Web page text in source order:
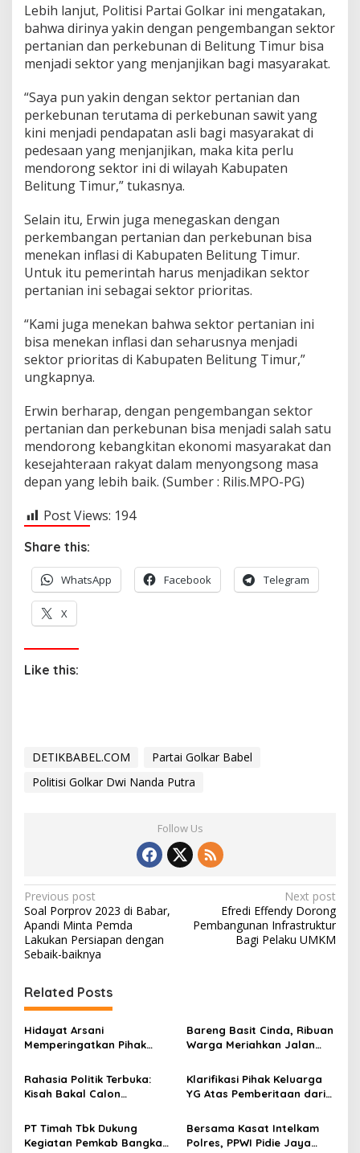
Lebih lanjut, Politisi Partai Golkar ini mengatakan,
bahwa dirinya yakin dengan pengembangan sektor
pertanian dan perkebunan di Belitung Timur bisa
menjadi sektor yang menjanjikan bagi masyarakat.
“Saya pun yakin dengan sektor pertanian dan
perkebunan terutama di perkebunan sawit yang
kini menjadi pendapatan asli bagi masyarakat di
pedesaan yang menjanjikan, maka kita perlu
mendorong sektor ini di wilayah Kabupaten
Belitung Timur,” tukasnya.
Selain itu, Erwin juga menegaskan dengan
perkembangan pertanian dan perkebunan bisa
menekan inflasi di Kabupaten Belitung Timur.
Untuk itu pemerintah harus menjadikan sektor
pertanian ini sebagai sektor prioritas.
“Kami juga menekan bahwa sektor pertanian ini
bisa menekan inflasi dan seharusnya menjadi
sektor prioritas di Kabupaten Belitung Timur,”
ungkapnya.
Erwin berharap, dengan pengembangan sektor
pertanian dan perkebunan bisa menjadi salah satu
mendorong kebangkitan ekonomi masyarakat dan
kesejahteraan rakyat dalam menyongsong masa
depan yang lebih baik. (Sumber : Rilis.MPO-PG)
Post Views: 194
Share this:
WhatsApp Facebook Telegram
X
Like this:
DETIKBABEL.COM
Partai Golkar Babel
Politisi Golkar Dwi Nanda Putra
Follow Us
P
o
s
t
n
a
v
i
g
a
t
i
Previous post
Soal Porprov 2023 di Babar,
Apandi Minta Pemda
Lakukan Persiapan dengan
Sebaik-baiknya
Next post
Efredi Effendy Dorong
Pembangunan Infrastruktur
Bagi Pelaku UMKM
Related Posts
Hidayat Arsani
Memperingatkan Pihak
Mainkan Isu SARA
Bareng Basit Cinda, Ribuan
Warga Meriahkan Jalan
Rahasia Politik Terbuka:
Kisah Bakal Calon
dan Jejak Langkahnya
Klarifikasi Pihak Keluarga
YG Atas Pemberitaan dari
Tidak Benar
PT Timah Tbk Dukung
Kegiatan Pemkab Bangka
Bersama Kasat Intelkam
Polres, PPWI Pidie Jaya